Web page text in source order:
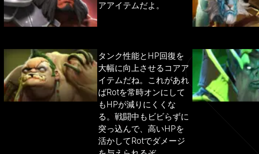
アアイテムだよ。
タンク性能とHP回復を
大幅に向上させるコアア
イテムだね。これがあれ
ばRotを常時オンにして
もHPが減りにくくな
る。戦闘中もビビらずに
突っ込んで、高いHPを
活かしてRotでダメージ